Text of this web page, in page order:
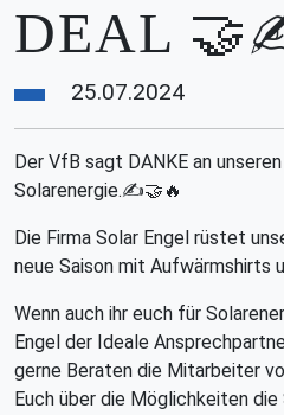
DEAL
25.07.2024
Der VfB sagt DANKE an
Solarenergie.✍️🤝🔥
Die Firma Solar Engel rüstet
neue Saison mit Aufwärmshirts
Wenn auch ihr euch für
Engel der Ideale
gerne Beraten die Mitarbeiter
Euch über die Möglichkeiten